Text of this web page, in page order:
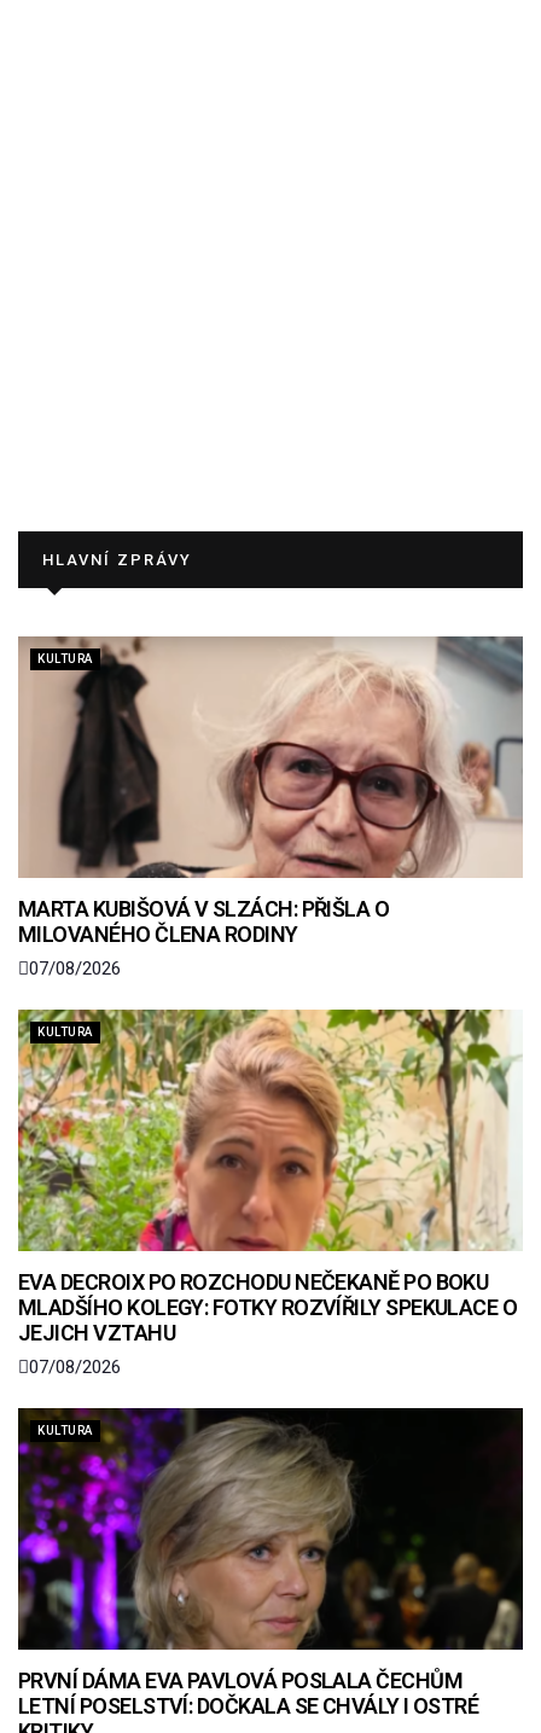
HLAVNÍ ZPRÁVY
KULTURA
MARTA KUBIŠOVÁ V SLZÁCH: PŘIŠLA O
MILOVANÉHO ČLENA RODINY
07/08/2026
KULTURA
EVA DECROIX PO ROZCHODU NEČEKANĚ PO BOKU
MLADŠÍHO KOLEGY: FOTKY ROZVÍŘILY SPEKULACE O
JEJICH VZTAHU
07/08/2026
KULTURA
PRVNÍ DÁMA EVA PAVLOVÁ POSLALA ČECHŮM
LETNÍ POSELSTVÍ: DOČKALA SE CHVÁLY I OSTRÉ